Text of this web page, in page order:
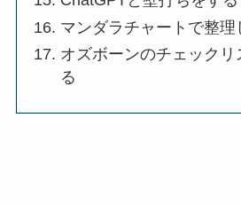
マンダラチャートで整理
オズボーンのチェックリ
る